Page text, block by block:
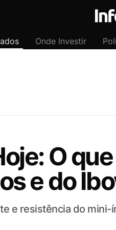
Onde Investir
O
e do
e resistência do mini-